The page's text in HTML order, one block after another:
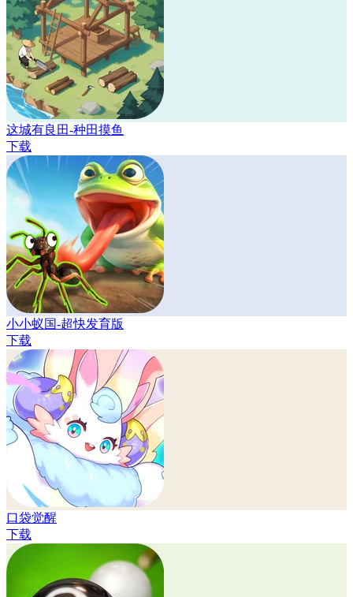
这城有良田-种田摸鱼
下载
小小蚁国-超快发育版
下载
口袋觉醒
下载